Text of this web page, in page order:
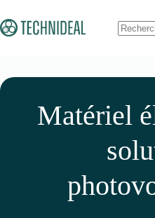
au
contenu
Matériel